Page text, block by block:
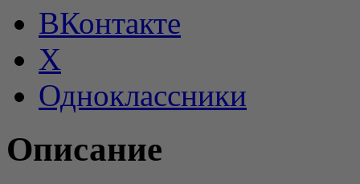
ВКонтакте
X
Одноклассники
Описание